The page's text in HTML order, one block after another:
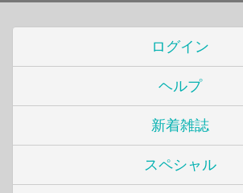
ログイン
ヘルプ
新着雑誌
スペシャル